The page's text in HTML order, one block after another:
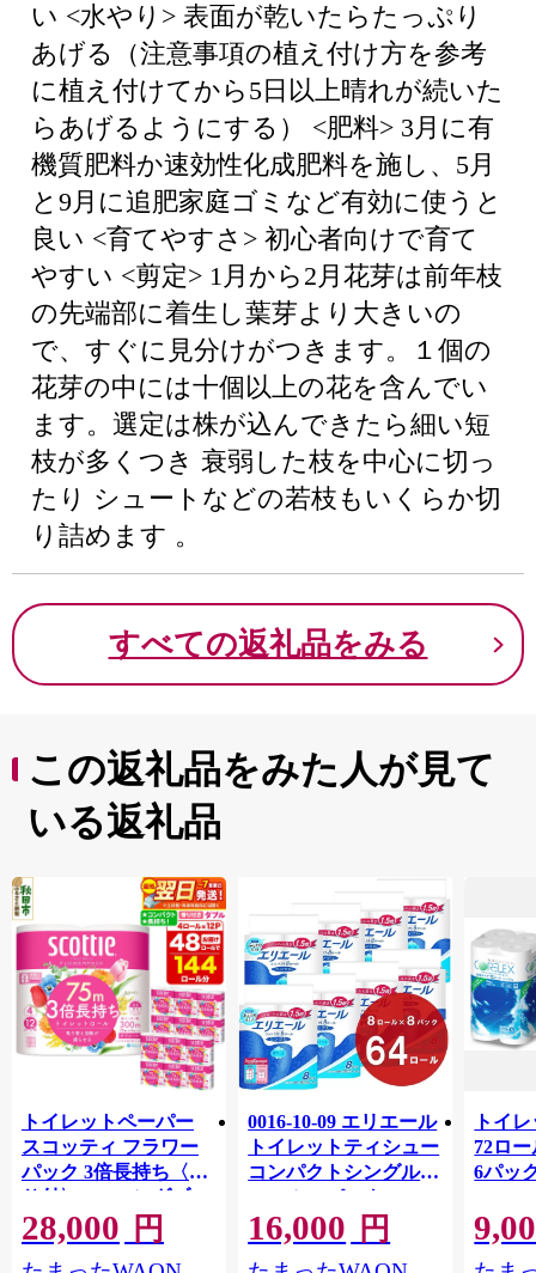
い <水やり> 表面が乾いたらたっぷり
あげる（注意事項の植え付け方を参考
に植え付けてから5日以上晴れが続いた
らあげるようにする） <肥料> 3月に有
機質肥料か速効性化成肥料を施し、5月
と9月に追肥家庭ゴミなど有効に使うと
良い <育てやすさ> 初心者向けで育て
やすい <剪定> 1月から2月花芽は前年枝
の先端部に着生し葉芽より大きいの
で、すぐに見分けがつきます。１個の
花芽の中には十個以上の花を含んでい
ます。選定は株が込んできたら細い短
枝が多くつき 衰弱した枝を中心に切っ
たり シュートなどの若枝もいくらか切
り詰めます 。
すべての返礼品をみる
この返礼品をみた人が見て
いる返礼品
トイレットペーパー
スコッティ フラワー
パック 3倍長持ち〈香
り付〉4ロール(ダブ
ル)×12パック 日用品
最短翌日発送 [スコッ
28,000 円
0016-10-09 エリエール
トイレットティシュー
コンパクトシングル 8
ロール×8パック 64ロ
ール 1.5倍巻 82.5m
トイレットペーパー
16,000 円
トイ
72ロ
6パッ
FSCリ
長巻タ